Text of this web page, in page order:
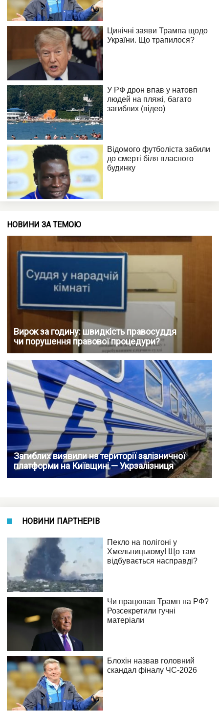
НОВИНИ ЗА ТЕМОЮ
Вирок за годину: швидкість правосуддя
чи порушення правової процедури?
Загиблих виявили на території залізничної
платформи на Київщині — Укрзалізниця
НОВИНИ ПАРТНЕРІВ